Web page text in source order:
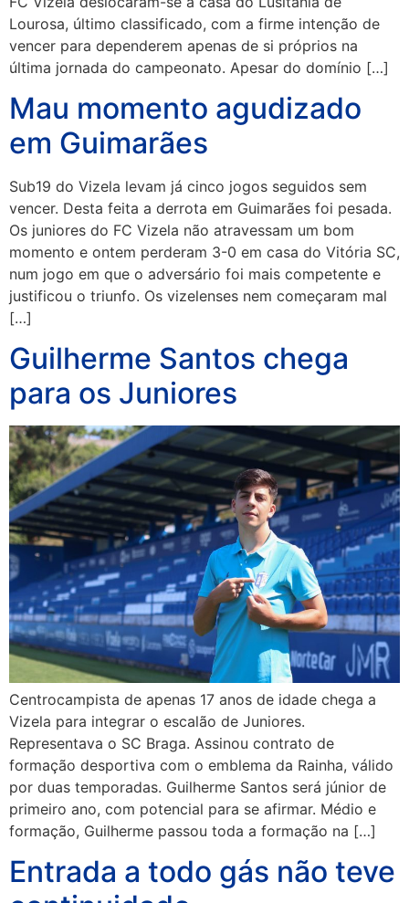
Lourosa, último classificado, com a firme intenção de
vencer para dependerem apenas de si próprios na
última jornada do campeonato. Apesar do domínio […]
Mau momento agudizado
em Guimarães
Sub19 do Vizela levam já cinco jogos seguidos sem
vencer. Desta feita a derrota em Guimarães foi pesada.
Os juniores do FC Vizela não atravessam um bom
momento e ontem perderam 3-0 em casa do Vitória SC,
num jogo em que o adversário foi mais competente e
justificou o triunfo. Os vizelenses nem começaram mal
[…]
Guilherme Santos chega
para os Juniores
Centrocampista de apenas 17 anos de idade chega a
Vizela para integrar o escalão de Juniores.
Representava o SC Braga. Assinou contrato de
formação desportiva com o emblema da Rainha, válido
por duas temporadas. Guilherme Santos será júnior de
primeiro ano, com potencial para se afirmar. Médio e
formação, Guilherme passou toda a formação na […]
Entrada a todo gás não teve